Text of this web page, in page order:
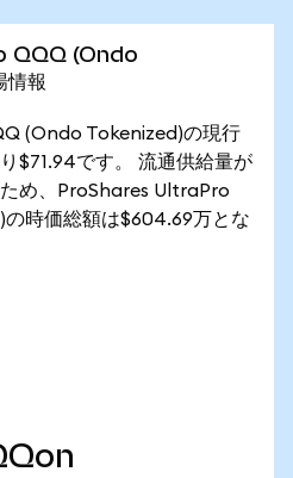
QQQ (Ondo
報
(Ondo Tokenized)の現行
$71.94です。 流通供給量が
め、ProShares UltraPro
時価総額は$604.69万とな